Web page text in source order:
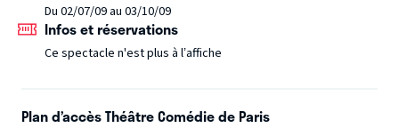
Du 02/07/09 au 03/10/09
Infos et réservations
Ce spectacle n'est plus à l’affiche
Plan d’accès Théâtre Comédie de Paris